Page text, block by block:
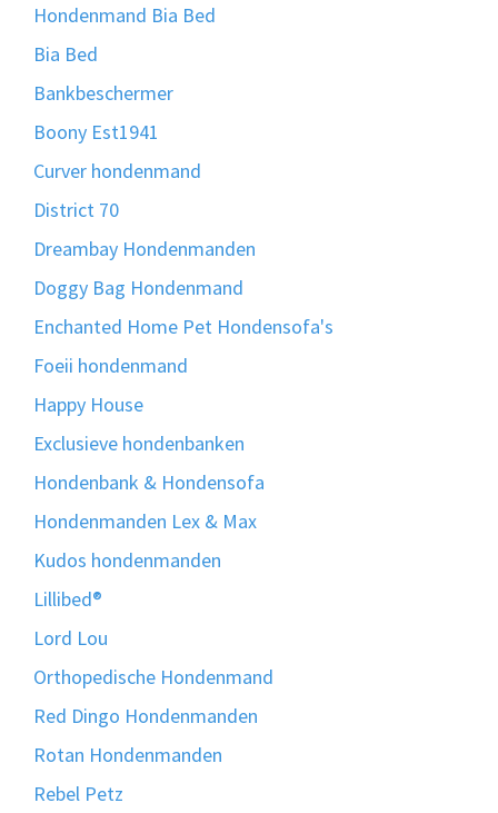
Hondenmand Bia Bed
Bia Bed
Bankbeschermer
Boony Est1941
Curver hondenmand
District 70
Dreambay Hondenmanden
Doggy Bag Hondenmand
Enchanted Home Pet Hondensofa's
Foeii hondenmand
Happy House
Exclusieve hondenbanken
Hondenbank & Hondensofa
Hondenmanden Lex & Max
Kudos hondenmanden
Lillibed®
Lord Lou
Orthopedische Hondenmand
Red Dingo Hondenmanden
Rotan Hondenmanden
Rebel Petz